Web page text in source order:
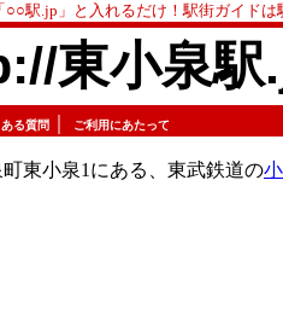
○○駅.jp」と入れるだけ！駅街ガイド
東小泉駅
る質問 ご利用にあたって
東小泉1にある、東武鉄道の